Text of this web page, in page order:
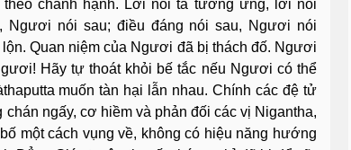
chánh hạnh. Lời nói ta tương ưng, lời nói
nói sau; điều đáng nói sau, Ngươi nói
Quan niệm của Ngươi đã bị thách đố. Ngươi
Hãy tự thoát khỏi bế tắc nếu Ngươi có thể
muốn tàn hại lẫn nhau. Chính các đệ tử
ngấy, cơ hiềm và phản đối các vị Nigantha,
một cách vụng về, không có hiệu năng hướng